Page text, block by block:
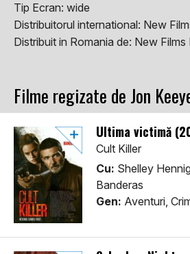
Tip Ecran: wide
Distribuitorul international: New
Distribuit in Romania de: New Films
Filme regizate de Jon
Ultima victimă
Cult Killer
Cu: Shelley
Banderas
Gen: Aventuri,